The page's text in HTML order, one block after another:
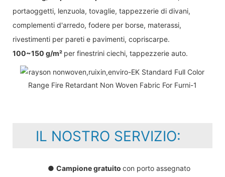
portaoggetti, lenzuola, tovaglie, tappezzerie di divani,
complementi d'arredo, fodere per borse, materassi,
rivestimenti per pareti e pavimenti, copriscarpe.
100~150 g/m² per finestrini ciechi, tappezzerie auto.
IL NOSTRO SERVIZIO:
● Campione gratuito con porto assegnato